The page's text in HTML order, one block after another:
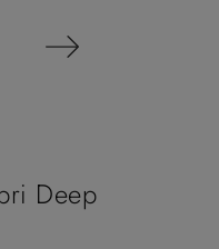
Deep